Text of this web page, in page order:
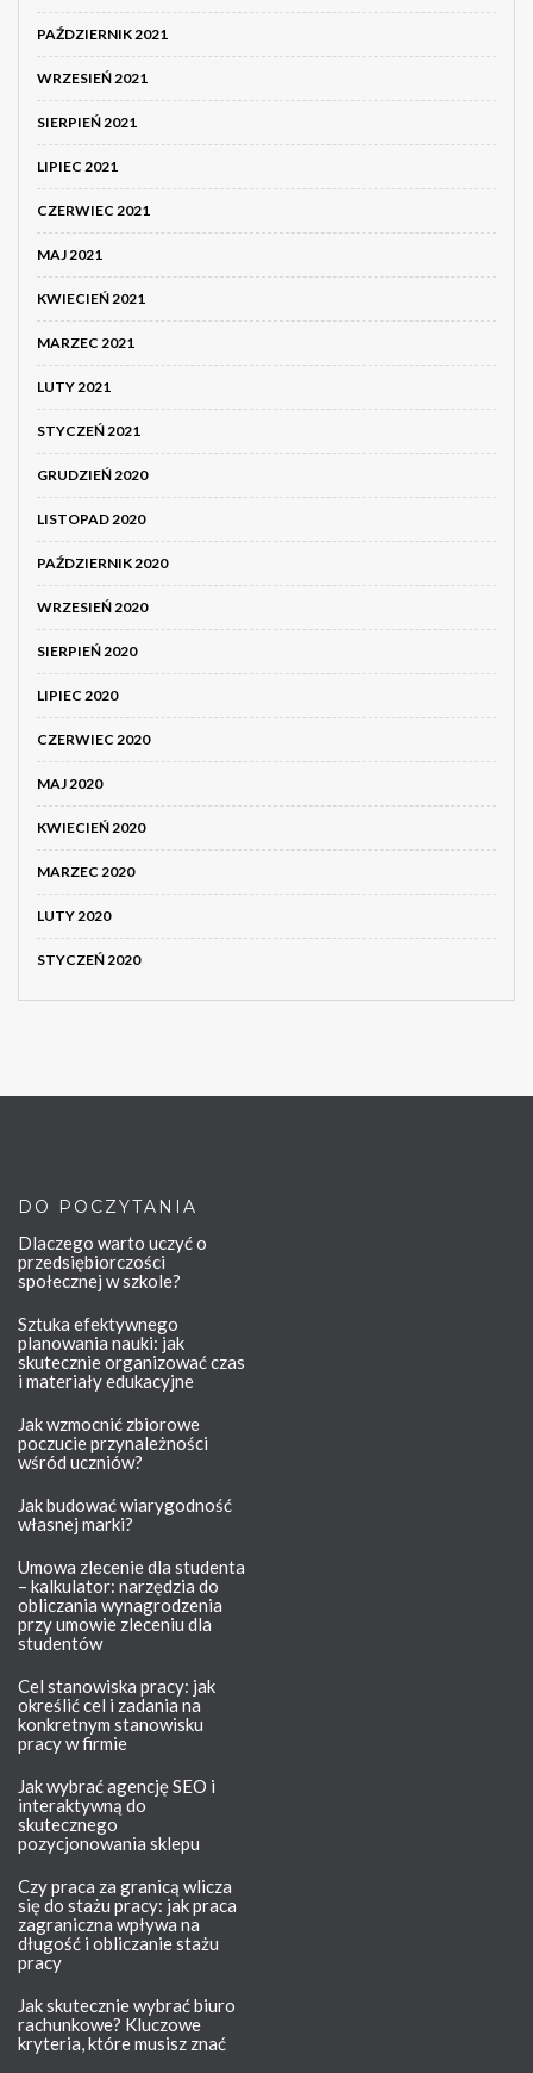
PAŹDZIERNIK 2021
WRZESIEŃ 2021
SIERPIEŃ 2021
LIPIEC 2021
CZERWIEC 2021
MAJ 2021
KWIECIEŃ 2021
MARZEC 2021
LUTY 2021
STYCZEŃ 2021
GRUDZIEŃ 2020
LISTOPAD 2020
PAŹDZIERNIK 2020
WRZESIEŃ 2020
SIERPIEŃ 2020
LIPIEC 2020
CZERWIEC 2020
MAJ 2020
KWIECIEŃ 2020
MARZEC 2020
LUTY 2020
STYCZEŃ 2020
DO POCZYTANIA
Dlaczego warto uczyć o
przedsiębiorczości
społecznej w szkole?
Sztuka efektywnego
planowania nauki: jak
skutecznie organizować czas
i materiały edukacyjne
Jak wzmocnić zbiorowe
poczucie przynależności
wśród uczniów?
Jak budować wiarygodność
własnej marki?
Umowa zlecenie dla studenta
– kalkulator: narzędzia do
obliczania wynagrodzenia
przy umowie zleceniu dla
studentów
Cel stanowiska pracy: jak
określić cel i zadania na
konkretnym stanowisku
pracy w firmie
Jak wybrać agencję SEO i
interaktywną do
skutecznego
pozycjonowania sklepu
Czy praca za granicą wlicza
się do stażu pracy: jak praca
zagraniczna wpływa na
długość i obliczanie stażu
pracy
Jak skutecznie wybrać biuro
rachunkowe? Kluczowe
kryteria, które musisz znać